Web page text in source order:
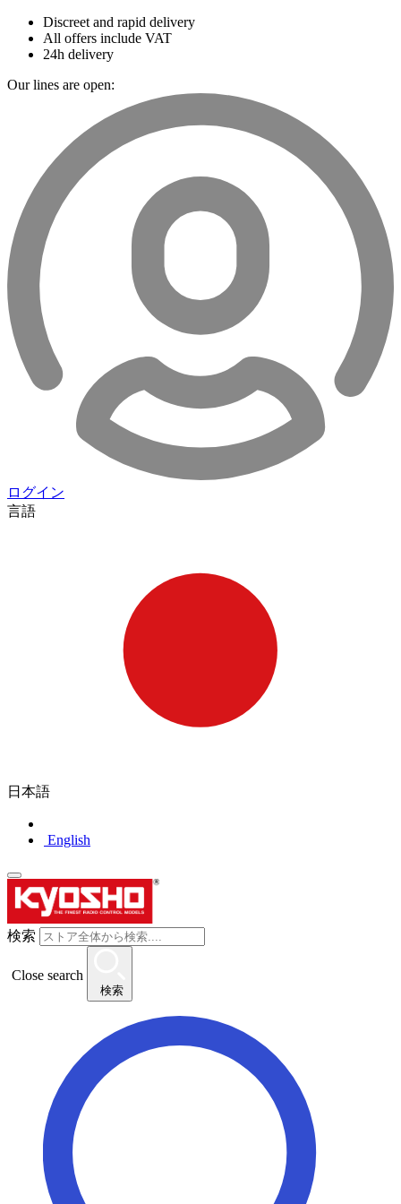
Discreet and rapid delivery
All offers include VAT
24h delivery
Our lines are open:
ログイン
言語
日本語
English
検索
Close search
検索